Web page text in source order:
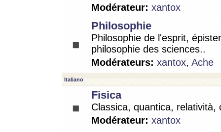
Modérateur: xantox
Philosophie
Philosophie de l'esprit,
philosophie des sciences..
Modérateurs: xantox, Ache
Italiano
Fisica
Classica, quantica, relatività,
Modérateur: xantox